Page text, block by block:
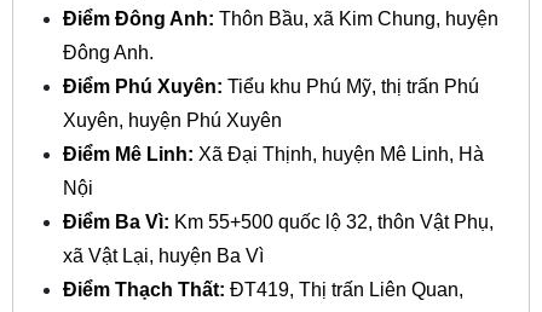
Điểm Đông Anh: Thôn Bầu, xã Kim Chung, huyện
Đông Anh.
Điểm Phú Xuyên: Tiểu khu Phú Mỹ, thị trấn Phú
Xuyên, huyện Phú Xuyên
Điểm Mê Linh: Xã Đại Thịnh, huyện Mê Linh, Hà
Nội
Điểm Ba Vì: Km 55+500 quốc lộ 32, thôn Vật Phụ,
xã Vật Lại, huyện Ba Vì
Điểm Thạch Thất: ĐT419, Thị trấn Liên Quan,